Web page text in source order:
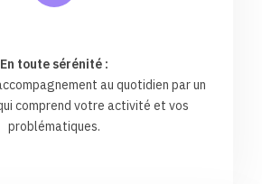
En toute sérénité :
au quotidien par un
comprend votre activité et vos
problématiques.